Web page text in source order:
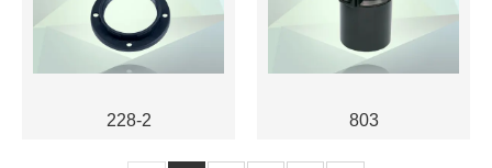
228-2 803